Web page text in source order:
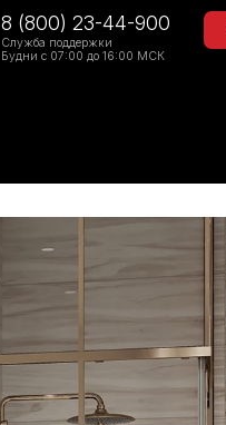
8 (800) 23-44-900
Служба поддержки
Будни с 07:00 до 16:00 МСК